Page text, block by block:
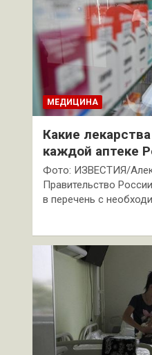
МЕДИЦИНА
Какие
каждой аптеке
Фото: ИЗВЕСТИЯ/
Правительство
в перечень с